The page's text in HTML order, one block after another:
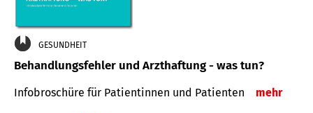
GESUNDHEIT
Behandlungsfehler und Arzthaftung - was tun?
Infobroschüre für Patientinnen und Patienten mehr